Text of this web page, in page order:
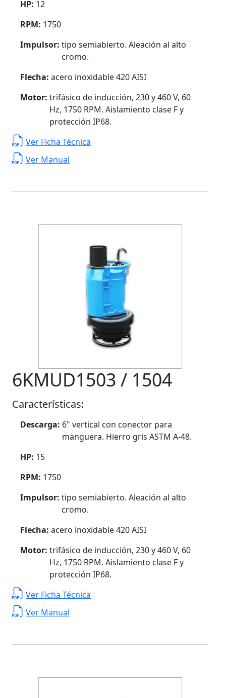
HP: 12
RPM: 1750
Impulsor: tipo semiabierto. Aleación al alto
cromo.
Flecha: acero inoxidable 420 AISI
Motor: trifásico de inducción, 230 y 460 V, 60
Hz, 1750 RPM. Aislamiento clase F y
protección IP68.
Ver Ficha Técnica
Ver Manual
6KMUD1503 / 1504
Características:
Descarga: 6" vertical con conector para
manguera. Hierro gris ASTM A-48.
HP: 15
RPM: 1750
Impulsor: tipo semiabierto. Aleación al alto
cromo.
Flecha: acero inoxidable 420 AISI
Motor: trifásico de inducción, 230 y 460 V, 60
Hz, 1750 RPM. Aislamiento clase F y
protección IP68.
Ver Ficha Técnica
Ver Manual